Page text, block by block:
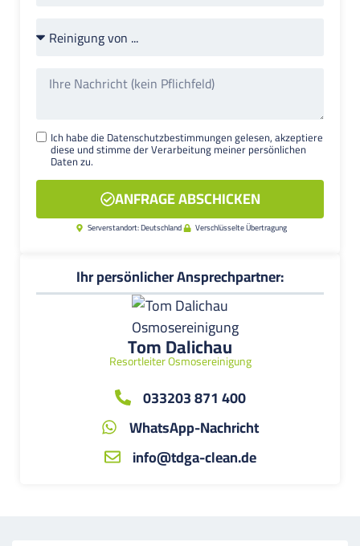
Ihr persönlicher Ansprechpartner:
Tom Dalichau
Resortleiter Osmosereinigung
033203 871 400
WhatsApp-Nachricht
info@tdga-clean.de
Ich habe die Datenschutzbestimmungen gelesen, akzeptiere
diese und stimme der Verarbeitung meiner persönlichen
Daten zu.
ANFRAGE ABSCHICKEN
Serverstandort: Deutschland Verschlüsselte Übertragung